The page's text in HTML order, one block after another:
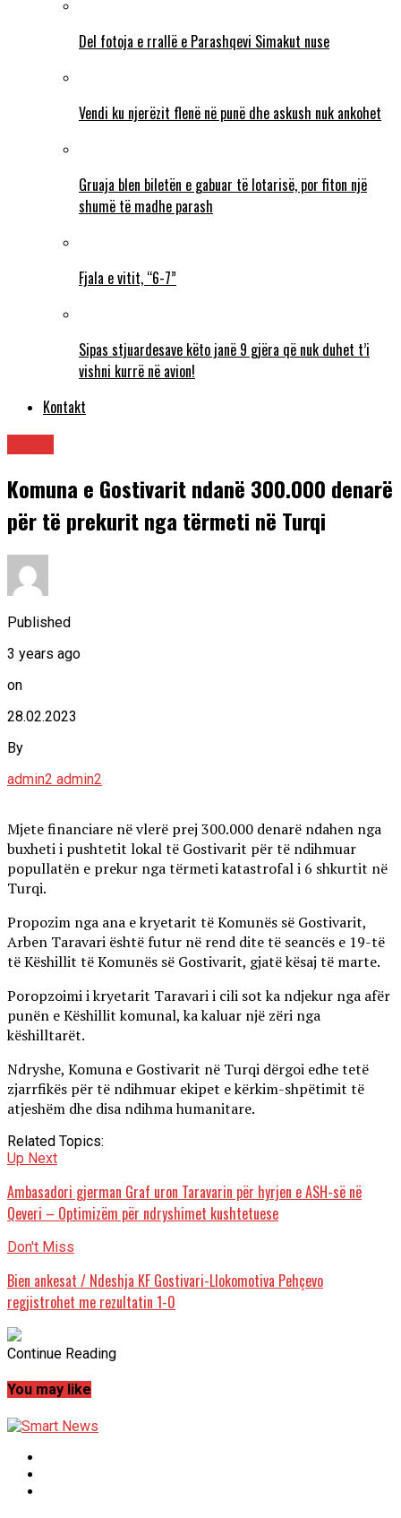
Del fotoja e rrallë e Parashqevi Simakut nuse
Vendi ku njerëzit flenë në punë dhe askush nuk ankohet
Gruaja blen biletën e gabuar të lotarisë, por fiton një
shumë të madhe parash
Fjala e vitit, “6-7”
Sipas stjuardesave këto janë 9 gjëra që nuk duhet t’i
vishni kurrë në avion!
Kontakt
Komuna e Gostivarit ndanë 300.000 denarë
për të prekurit nga tërmeti në Turqi
Published
3 years ago
on
28.02.2023
By
admin2 admin2
Mjete financiare në vlerë prej 300.000 denarë ndahen nga
buxheti i pushtetit lokal të Gostivarit për të ndihmuar
popullatën e prekur nga tërmeti katastrofal i 6 shkurtit në
Turqi.
Propozim nga ana e kryetarit të Komunës së Gostivarit,
Arben Taravari është futur në rend dite të seancës e 19-të
të Këshillit të Komunës së Gostivarit, gjatë kësaj të marte.
Poropzoimi i kryetarit Taravari i cili sot ka ndjekur nga afër
punën e Këshillit komunal, ka kaluar një zëri nga
këshilltarët.
Ndryshe, Komuna e Gostivarit në Turqi dërgoi edhe tetë
zjarrfikës për të ndihmuar ekipet e kërkim-shpëtimit të
atjeshëm dhe disa ndihma humanitare.
Related Topics:
Up Next
Ambasadori gjerman Graf uron Taravarin për hyrjen e ASH-së në
Qeveri – Optimizëm për ndryshimet kushtetuese
Don't Miss
Bien ankesat / Ndeshja KF Gostivari-Llokomotiva Pehçevo
regjistrohet me rezultatin 1-0
Continue Reading
You may like